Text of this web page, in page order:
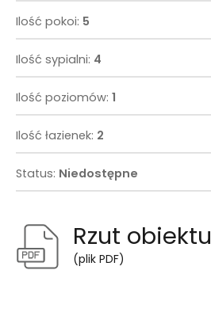
Ilość pokoi: 5
Ilość sypialni: 4
Ilość poziomów: 1
Ilość łazienek: 2
Status: Niedostępne
Rzut obiektu
(plik PDF)